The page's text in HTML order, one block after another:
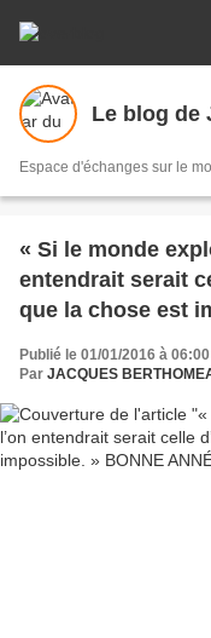
Le blog de
Espace d'échanges sur le
« Si le monde
entendrait serait
que la chose est
Publié le 01/01/2016 à 06:00
Par JACQUES